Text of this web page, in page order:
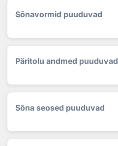
Sõnavormid puuduvad
Päritolu andmed puuduvad
Sõna seosed puuduvad